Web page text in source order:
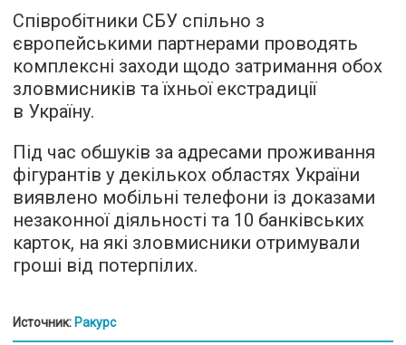
Співробітники СБУ спільно з
європейськими партнерами проводять
комплексні заходи щодо затримання обох
зловмисників та їхньої екстрадиції
в Україну.
Під час обшуків за адресами проживання
фігурантів у декількох областях України
виявлено мобільні телефони із доказами
незаконної діяльності та 10 банківських
карток, на які зловмисники отримували
гроші від потерпілих.
Источник: Ракурс